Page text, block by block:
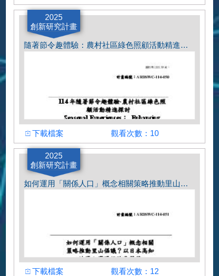
計畫主持人
李宗儒教授
2025
創新研究計畫
計畫主持人
張育森教授
隨著節令趣體驗：農村社區綠色照顧活動精進探討
下載檔案
下載檔案 觀看次數：10
2025
創新研究計畫
如何運用「關係人口」概念相關策略推動里山倡議？ 以日本高知地區之實踐經驗為借鏡
下載檔案
下載檔案 觀看次數：12